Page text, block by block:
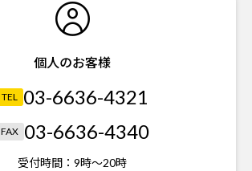
個人のお客様
TEL 03-6636-4321
FAX 03-6636-4340
受付時間： 9時～20時